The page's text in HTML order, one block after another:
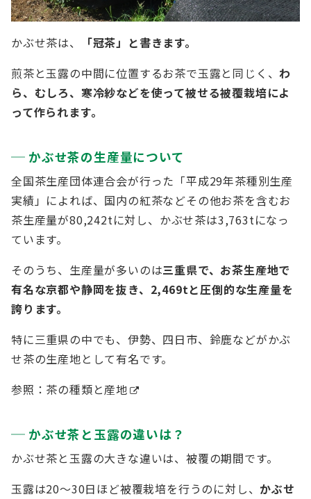
かぶせ茶は、
「冠茶」と書きます。
煎茶と玉露の中間に位置するお茶で玉露と同じく、わ
ら、むしろ、寒冷紗などを使って被せる被覆栽培によ
って作られます。
かぶせ茶の生産量について
全国茶生産団体連合会が行った「平成29年茶種別生産
実績」によれば、国内の紅茶などその他お茶を含むお
茶生産量が80,242tに対し、かぶせ茶は3,763tになっ
ています。
そのうち、生産量が多いのは三重県で、お茶生産地で
有名な京都や静岡を抜き、2,469tと圧倒的な生産量を
誇ります。
特に三重県の中でも、伊勢、四日市、鈴鹿などがかぶ
せ茶の生産地として有名です。
参照： 茶の種類と産地
かぶせ茶と玉露の違いは？
かぶせ茶と玉露の大きな違いは、被覆の期間です。
玉露は20〜30日ほど被覆栽培を行うのに対し、 かぶせ